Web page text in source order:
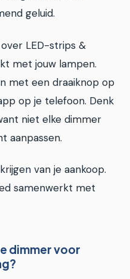
geluid.
LED-strips &
met jouw lampen.
met een draaiknop op
op je telefoon. Denk
niet elke dimmer
aanpassen.
van je aankoop.
samenwerkt met
dimmer voor